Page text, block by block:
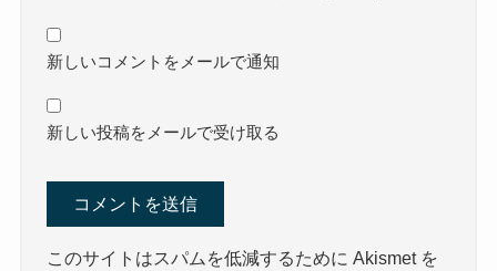
新しいコメントをメールで通知
新しい投稿をメールで受け取る
このサイトはスパムを低減するために Akismet を